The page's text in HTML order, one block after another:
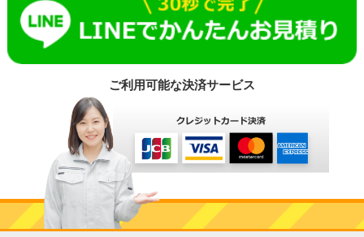
ご利用可能な決済サービス